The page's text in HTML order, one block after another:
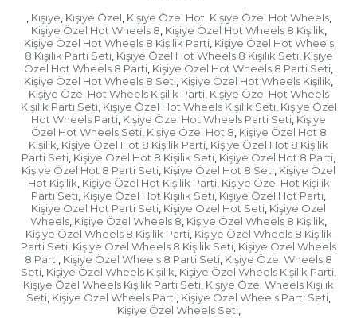
beyanını da kabul etmiş oluyorsunuz. Bu nedenle
ürünü teslim almadan önce mutlaka içini açıp
bakmaya çalışın. Kargo görevlisi açtırmak istemezse
kargo fişinin üzerine "ürün kontrol edilmeden
teslim alınmıştır" ibaresini ekleyin.
- Ürünü teslim aldığınızda kargo görevlisi gitmeden
hızlıca açıp kontrol edin. Herhangi bir hasar varsa
kargo görevlisiyle beraber "hasar tespit tutanağı"
tutun ve kargo görevlisi ayrılmadan ürünü
kendisine teslim edin.
, Kişiye, Kişiye Özel, Kişiye Özel Hot, Kişiye Özel Hot Wheels,
Kişiye Özel Hot Wheels 8, Kişiye Özel Hot Wheels 8 Kişilik,
Kişiye Özel Hot Wheels 8 Kişilik Parti, Kişiye Özel Hot Wheels
8 Kişilik Parti Seti, Kişiye Özel Hot Wheels 8 Kişilik Seti, Kişiye
Özel Hot Wheels 8 Parti, Kişiye Özel Hot Wheels 8 Parti Seti,
Kişiye Özel Hot Wheels 8 Seti, Kişiye Özel Hot Wheels Kişilik,
Kişiye Özel Hot Wheels Kişilik Parti, Kişiye Özel Hot Wheels
Kişilik Parti Seti, Kişiye Özel Hot Wheels Kişilik Seti, Kişiye Özel
Hot Wheels Parti, Kişiye Özel Hot Wheels Parti Seti, Kişiye
Özel Hot Wheels Seti, Kişiye Özel Hot 8, Kişiye Özel Hot 8
Kişilik, Kişiye Özel Hot 8 Kişilik Parti, Kişiye Özel Hot 8 Kişilik
Parti Seti, Kişiye Özel Hot 8 Kişilik Seti, Kişiye Özel Hot 8 Parti,
Kişiye Özel Hot 8 Parti Seti, Kişiye Özel Hot 8 Seti, Kişiye Özel
Hot Kişilik, Kişiye Özel Hot Kişilik Parti, Kişiye Özel Hot Kişilik
Parti Seti, Kişiye Özel Hot Kişilik Seti, Kişiye Özel Hot Parti,
Kişiye Özel Hot Parti Seti, Kişiye Özel Hot Seti, Kişiye Özel
Wheels, Kişiye Özel Wheels 8, Kişiye Özel Wheels 8 Kişilik,
Kişiye Özel Wheels 8 Kişilik Parti, Kişiye Özel Wheels 8 Kişilik
Parti Seti, Kişiye Özel Wheels 8 Kişilik Seti, Kişiye Özel Wheels
8 Parti, Kişiye Özel Wheels 8 Parti Seti, Kişiye Özel Wheels 8
Seti, Kişiye Özel Wheels Kişilik, Kişiye Özel Wheels Kişilik Parti,
Kişiye Özel Wheels Kişilik Parti Seti, Kişiye Özel Wheels Kişilik
Seti, Kişiye Özel Wheels Parti, Kişiye Özel Wheels Parti Seti,
Kişiye Özel Wheels Seti,